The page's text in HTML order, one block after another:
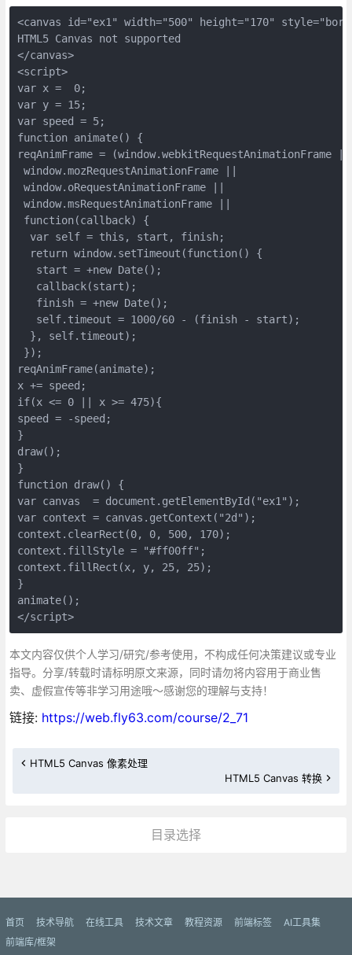
<canvas id="ex1" width="500" height="170"
HTML5 Canvas not supported
</canvas>
<script>
var x =  0;
var y = 15;
var speed = 5;
function animate() {
reqAnimFrame = (window.webkitRequestAnimationFrame ||
window.mozRequestAnimationFrame ||
window.oRequestAnimationFrame ||
window.msRequestAnimationFrame ||
function(callback) {
var self = this, start, finish;
return window.setTimeout(function() {
start = +new Date();
callback(start);
finish = +new Date();
self.timeout = 1000/60 - (finish - start);
}, self.timeout);
});
reqAnimFrame(animate);
x += speed;
if(x <= 0 || x >= 475){
speed = -speed;
}
draw();
}
function draw() {
var canvas  = document.getElementById("ex1");
var context = canvas.getContext("2d");
context.clearRect(0, 0, 500, 170);
context.fillStyle = "#ff00ff";
context.fillRect(x, y, 25, 25);
}
animate();
</script>
本文内容仅供个人学习/研究/参考使用，不构成任何决策建议或专业
指导。分享/转载时请标明原文来源，同时请勿将内容用于商业售
卖、虚假宣传等非学习用途哦～感谢您的理解与支持！
链接: https://web.fly63.com/course/2_71
HTML5 Canvas 像素处理
HTML5 Canvas 转换
目录选择
首页 技术导航 在线工具 技术文章 教程资源 前端标签
AI工具集
前端库/框架